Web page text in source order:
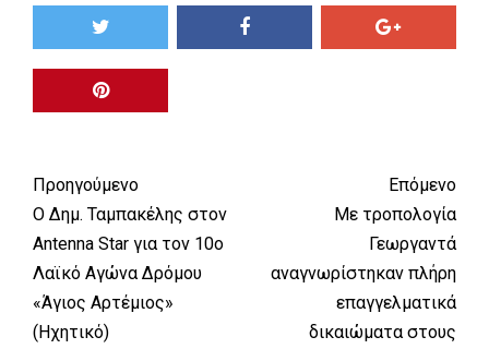
Προηγούμενο
Ο Δημ. Ταμπακέλης στον
Antenna Star για τον 10ο
Λαϊκό Αγώνα Δρόμου
«Άγιος Αρτέμιος»
(Ηχητικό)
Επόμενο
Με τροπολογία
Γεωργαντά
αναγνωρίστηκαν πλήρη
επαγγελματικά
δικαιώματα στους